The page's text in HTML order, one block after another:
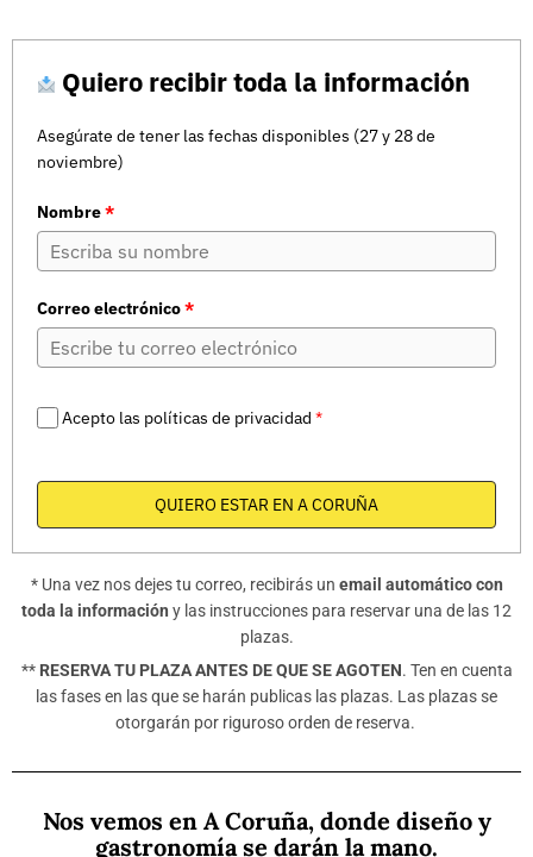
Quiero recibir toda la información
Asegúrate de tener las fechas disponibles (27 y 28 de
noviembre)
Nombre*
Correo electrónico*
Acepto las políticas de privacidad *
QUIERO ESTAR EN A CORUÑA
* Una vez nos dejes tu correo, recibirás un email automático con
toda la información y las instrucciones para reservar una de las 12
plazas.
** RESERVA TU PLAZA ANTES DE QUE SE AGOTEN. Ten en cuenta
las fases en las que se harán publicas las plazas. Las plazas se
otorgarán por riguroso orden de reserva.
Nos vemos en A Coruña, donde diseño y
gastronomía se darán la mano.